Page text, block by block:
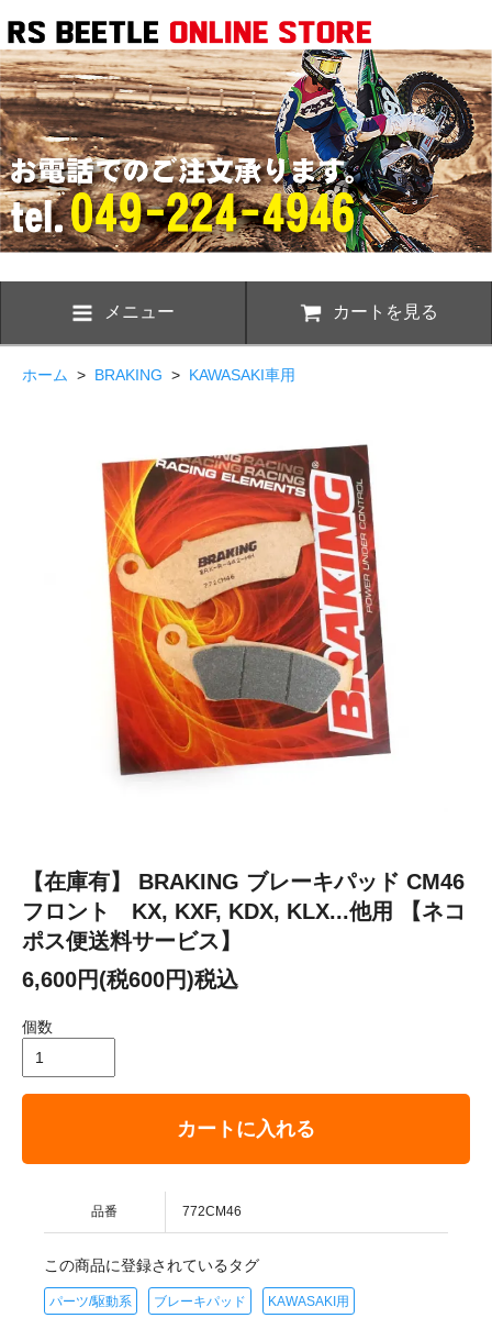
メニュー カートを見る
ホーム > BRAKING > KAWASAKI車用
【在庫有】 BRAKING ブレーキパッド CM46
フロント KX, KXF, KDX, KLX...他用 【ネコ
ポス便送料サービス】
6,600円(税600円)税込
個数
カートに入れる
品番 772CM46
この商品に登録されているタグ
パーツ/駆動系 ブレーキパッド KAWASAKI用